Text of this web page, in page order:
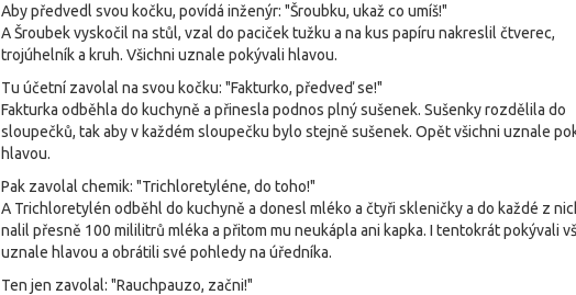
Aby předvedl svou kočku, povídá inženýr: "Šroubku, ukaž co umíš!"
A Šroubek vyskočil na stůl, vzal do paciček tužku a na kus papíru nakreslil čtverec,
trojúhelník a kruh. Všichni uznale pokývali hlavou.
Tu účetní zavolal na svou kočku: "Fakturko, předveď se!"
Fakturka odběhla do kuchyně a přinesla podnos plný sušenek. Sušenky rozdělila do
sloupečků, tak aby v každém sloupečku bylo stejně sušenek. Opět všichni uznale
hlavou.
Pak zavolal chemik: "Trichloretyléne, do toho!"
A Trichloretylén odběhl do kuchyně a donesl mléko a čtyři skleničky a do každé z
nalil přesně 100 mililitrů mléka a přitom mu neukápla ani kapka. I tentokrát pokývali
uznale hlavou a obrátili své pohledy na úředníka.
Ten jen zavolal: "Rauchpauzo, začni!"